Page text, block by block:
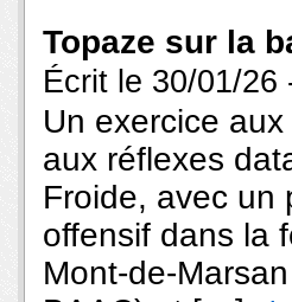
Topaze sur la
Écrit le 30/01/26
Un exercice
aux réflexes
Froide, avec un
offensif dans la
Mont-de-